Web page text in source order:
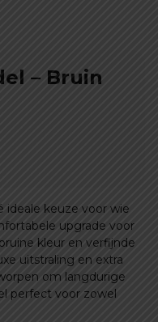
– Bruin
ideale keuze voor wie
upgrade voor
kleur en verfijnde
uitstraling en extra
om langdurige
perfect voor zowel